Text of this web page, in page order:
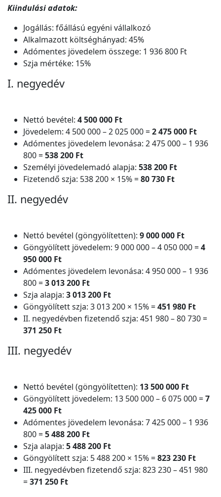
Kiindulási adatok:
Jogállás: főállású egyéni vállalkozó
Alkalmazott költséghányad: 45%
Adómentes jövedelem összege: 1 936 800 Ft
Szja mértéke: 15%
I. negyedév
Nettó bevétel: 4 500 000 Ft
Jövedelem: 4 500 000 – 2 025 000 =2 475 000 Ft
Adómentes jövedelem levonása: 2 475 000 – 1 936
800 =538 200 Ft
Személyi jövedelemadó alapja: 538 200 Ft
Fizetendő szja: 538 200 × 15% =80 730 Ft
II. negyedév
Nettó bevétel (göngyölítetten): 9 000 000 Ft
Göngyölített jövedelem: 9 000 000 – 4 050 000 =4
950 000 Ft
Adómentes jövedelem levonása: 4 950 000 – 1 936
800 =3 013 200 Ft
Szja alapja: 3 013 200 Ft
Göngyölített szja: 3 013 200 × 15% =451 980 Ft
II. negyedévben fizetendő szja: 451 980 – 80 730 =
371 250 Ft
III. negyedév
Nettó bevétel (göngyölítetten): 13 500 000 Ft
Göngyölített jövedelem: 13 500 000 – 6 075 000 =7
425 000 Ft
Adómentes jövedelem levonása: 7 425 000 – 1 936
800 =5 488 200 Ft
Szja alapja: 5 488 200 Ft
Göngyölített szja: 5 488 200 × 15% =823 230 Ft
III. negyedévben fizetendő szja: 823 230 – 451 980
=371 250 Ft